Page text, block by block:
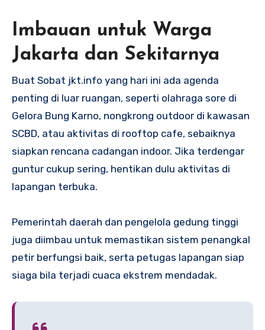
Imbauan untuk Warga
Jakarta dan Sekitarnya
Buat Sobat jkt.info yang hari ini ada agenda
penting di luar ruangan, seperti olahraga sore di
Gelora Bung Karno, nongkrong outdoor di kawasan
SCBD, atau aktivitas di rooftop cafe, sebaiknya
siapkan rencana cadangan indoor. Jika terdengar
guntur cukup sering, hentikan dulu aktivitas di
lapangan terbuka.
Pemerintah daerah dan pengelola gedung tinggi
juga diimbau untuk memastikan sistem penangkal
petir berfungsi baik, serta petugas lapangan siap
siaga bila terjadi cuaca ekstrem mendadak.